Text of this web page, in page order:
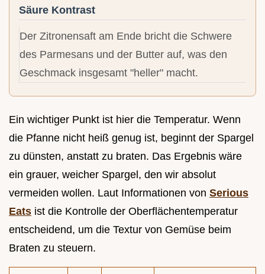
Säure Kontrast
Der Zitronensaft am Ende bricht die Schwere
des Parmesans und der Butter auf, was den
Geschmack insgesamt "heller" macht.
Ein wichtiger Punkt ist hier die Temperatur. Wenn
die Pfanne nicht heiß genug ist, beginnt der Spargel
zu dünsten, anstatt zu braten. Das Ergebnis wäre
ein grauer, weicher Spargel, den wir absolut
vermeiden wollen. Laut Informationen von Serious
Eats ist die Kontrolle der Oberflächentemperatur
entscheidend, um die Textur von Gemüse beim
Braten zu steuern.